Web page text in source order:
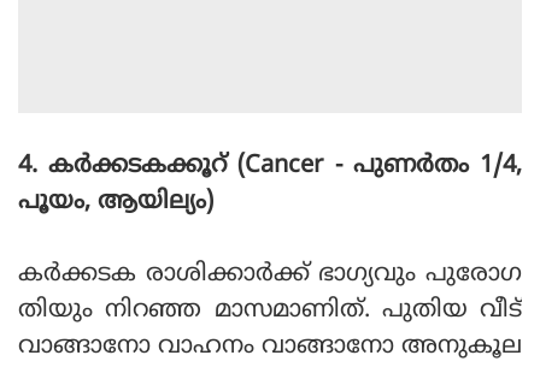
4. കര്‍ക്കടകക്കൂറ് (Cancer - പുണര്‍തം 1/4,
പൂയം, ആയില്യം)
കര്‍ക്കടക രാശിക്കാര്‍ക്ക് ഭാഗ്യവും പുരോഗ
തിയും നിറഞ്ഞ മാസമാണിത്. പുതിയ വീട്
വാങ്ങാനോ വാഹനം വാങ്ങാനോ അനുകൂല